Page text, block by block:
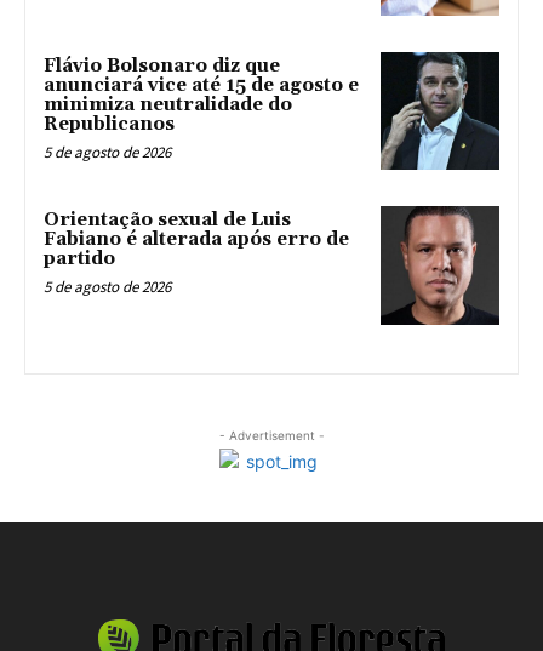
Flávio Bolsonaro diz que
anunciará vice até 15 de agosto e
minimiza neutralidade do
Republicanos
5 de agosto de 2026
Orientação sexual de Luis
Fabiano é alterada após erro de
partido
5 de agosto de 2026
- Advertisement -